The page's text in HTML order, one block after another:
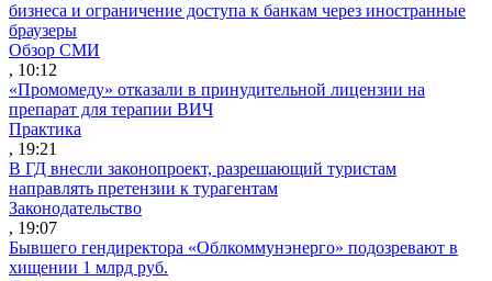
бизнеса и ограничение доступа к банкам через иностранные
браузеры
Обзор СМИ
, 10:12
«Промомеду» отказали в принудительной лицензии на
препарат для терапии ВИЧ
Практика
, 19:21
В ГД внесли законопроект, разрешающий туристам
направлять претензии к турагентам
Законодательство
, 19:07
Бывшего гендиректора «Облкоммунэнерго» подозревают в
хищении 1 млрд руб.